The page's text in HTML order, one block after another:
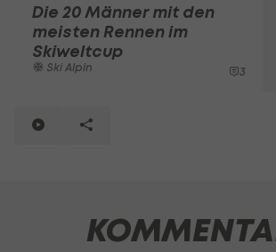
Die 20 Männer mit den
meisten Rennen im
Skiweltcup
Ski Alpin 3